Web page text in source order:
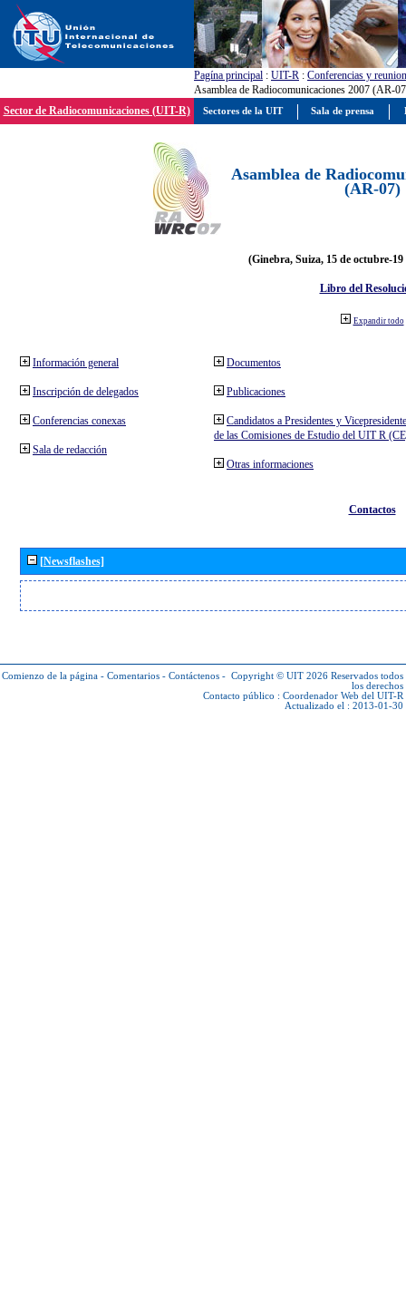
Pagína principal : UIT-R : Conferencias y
Asamblea de Radiocomunicaciones 2007 (AR-
Sector de Radiocomunicaciones (UIT-R)
Asamblea de
(AR-07)
(Ginebra, Suiza, 15 de octubre-19
Libro del
Expandir todo
Información general
Inscripción de delegados
Conferencias conexas
Sala de redacción
Documentos
Publicaciones
Candidatos a Presidentes y
de las Comisiones de Estudio del UIT R
Otras informaciones
Contactos
[Newsflashes]
Comienzo de la página - Comentarios - Contáctenos - Copyright © UIT 2026 Reservados todos
los derechos
Contacto público : Coordenador Web del UIT-R
Actualizado el : 2013-01-30
Sectores de la UIT Sala de prensa